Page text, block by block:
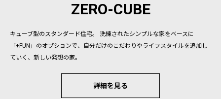
ZERO-CUBE
キューブ型のスタンダード住宅。 洗練されたシンプルな家をベースに
「+FUN」のオプションで、自分だけのこだわりやライフスタイルを追加し
ていく、新しい発想の家。
詳細を見る